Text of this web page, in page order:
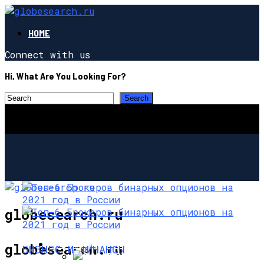
HOME
Connect with us
Hi, What Are You Looking For?
globesearch.ru
globesearch.ru
СТРОИТЕЛЬСТВО И РЕМОНТ
БИЗНЕС И ФИНАНСЫ